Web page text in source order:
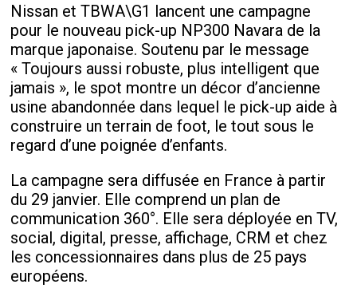
Nissan et TBWA\G1 lancent une campagne
pour le nouveau pick-up NP300 Navara de la
marque japonaise. Soutenu par le message
« Toujours aussi robuste, plus intelligent que
jamais », le spot montre un décor d’ancienne
usine abandonnée dans lequel le pick-up aide à
construire un terrain de foot, le tout sous le
regard d’une poignée d’enfants.
La campagne sera diffusée en France à partir
du 29 janvier. Elle comprend un plan de
communication 360°. Elle sera déployée en TV,
social, digital, presse, affichage, CRM et chez
les concessionnaires dans plus de 25 pays
européens.